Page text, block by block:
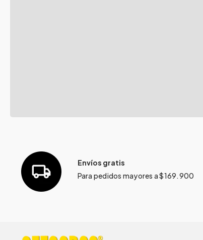
Envíos gratis
Para pedidos mayores a $169.900